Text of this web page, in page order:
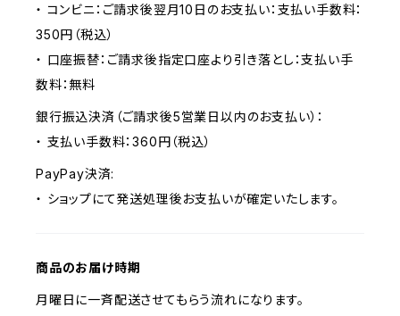
・ コンビニ：ご請求後翌月10日のお支払い：支払い手数料：
350円（税込）
・ 口座振替：ご請求後指定口座より引き落とし：支払い手
数料：無料
銀行振込決済（ご請求後5営業日以内のお支払い）：
・ 支払い手数料：360円（税込）
PayPay決済:
・ ショップにて発送処理後お支払いが確定いたします。
商品のお届け時期
月曜日に一斉配送させてもらう流れになります。